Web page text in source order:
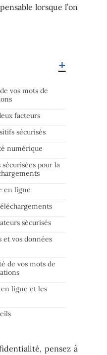
lorsque l’on
vos mots de
facteurs
sécurisés
numérique
pour la
en ligne
sécurisés
et vos données
de vos mots de
ligne et les
pensez à